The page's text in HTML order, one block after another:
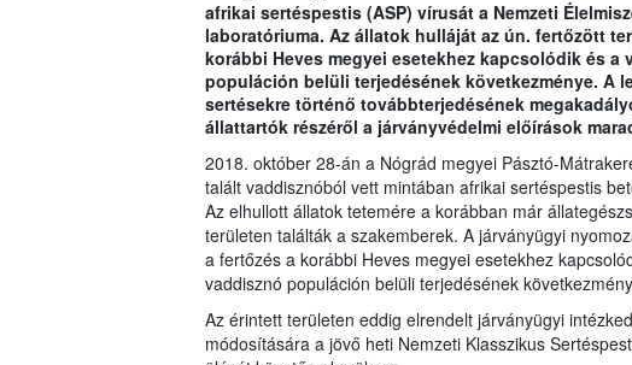
afrikai sertéspestis (ASP) vírusát a Nemzeti
laboratóriuma. Az állatok hulláját az ún. fertőzött
korábbi Heves megyei esetekhez kapcsolódik és a
populáción belüli terjedésének következménye. A
sertésekre történő továbbterjedésének
állattartók részéről a járványvédelmi előírások
2018. október 28-án a Nógrád megyei Pásztó-
talált vaddisznóból vett mintában afrikai sertéspestis
Az elhullott állatok tetemére a korábban már
területen találták a szakemberek. A járványügyi
a fertőzés a korábbi Heves megyei esetekhez
vaddisznó populáción belüli terjedésének
Az érintett területen eddig elrendelt járványügyi
módosítására a jövő heti Nemzeti Klasszikus